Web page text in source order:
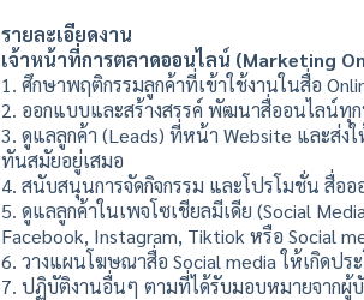
รายละเอียดงาน
เจ้าหน้าที่การตลาดออนไลน์ (Marketing
1. ศึกษาพฤติกรรมลูกค้าที่เข้าใช้งานในสื่อ
2. ออกแบบและสร้างสรรค์ พัฒนาสื่ออนไลน์ทุก
3. ดูแลลูกค้า (Leads) ที่หน้า Website และส่ง
ทันสมัยอยู่เสมอ
4. สนับสนุนการจัดกิจกรรม และโปรโมชั่น สื่ออ
5. ดูแลลูกค้าในเพจโซเชียลมีเดีย (Social
Facebook, Instagram, Tiktiok หรือ Social
6. วางแผนโฆษณาสื่อ Social media ให้เกิดป
7. ปฏิบัติงานอื่นๆ ตามที่ได้รับมอบหมายจากผู้